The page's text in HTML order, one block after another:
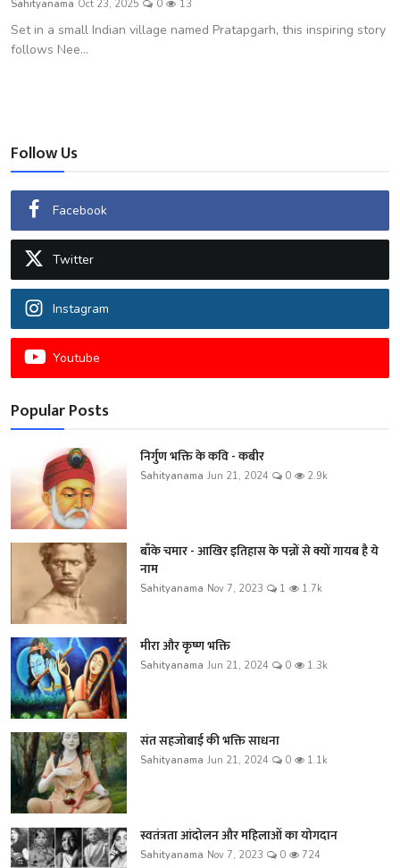
शख्सियत
धरोहर
उपन्यास
सिनेमा
शायरी
ग़ज़ल
Sahityanama Oct 23, 2025 0 13
Set in a small Indian village named Pratapgarh, this inspiring story
follows Nee...
Follow Us
Facebook
Twitter
Instagram
Youtube
Popular Posts
निर्गुण भक्ति के कवि - कबीर
Sahityanama Jun 21, 2024 0 2.9k
बाँके चमार - आखिर इतिहास के पन्नों से क्यों गायब है ये
नाम
Sahityanama Nov 7, 2023 1 1.7k
मीरा और कृष्ण भक्ति
Sahityanama Jun 21, 2024 0 1.3k
संत सहजोबाई की भक्ति साधना
Sahityanama Jun 21, 2024 0 1.1k
स्वतंत्रता आंदोलन और महिलाओं का योगदान
Sahityanama Nov 7, 2023 0 724